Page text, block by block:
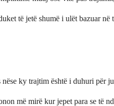
të jetë shumë i ulët bazuar
ky trajtim është i duhuri për
më mirë kur jepet para se të